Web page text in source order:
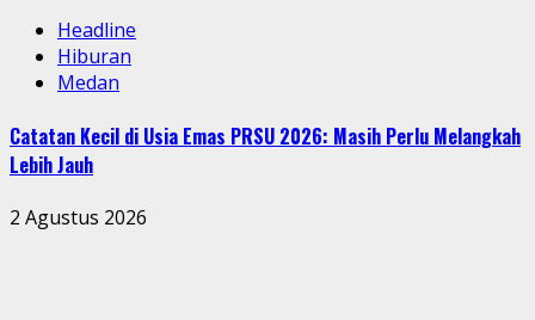
Headline
Hiburan
Medan
Catatan Kecil di Usia Emas PRSU 2026: Masih Perlu Melangkah
Lebih Jauh
2 Agustus 2026